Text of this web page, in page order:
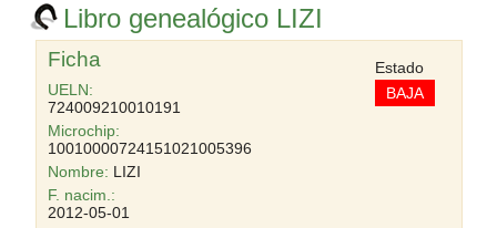
Libro genealógico LIZI
Ficha
UELN:
724009210010191
Microchip:
10010000724151021005396
Nombre: LIZI
F. nacim.:
2012-05-01
Estado
BAJA